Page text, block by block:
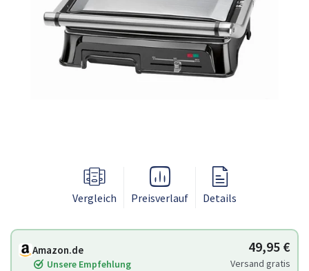
Vergleich Preisverlauf Details
Amazon.de
Unsere Empfehlung
49,95 €
Versand gratis